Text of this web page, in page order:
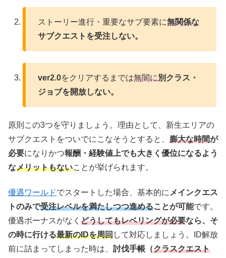
ストーリー進行・重要なサブ要素に無関係な
サブクエストを受注しない。
ver2.0をクリアするまでは無闇に別クラス・
ジョブを開放しない。
原則この3つを守りましょう。理由として、新生エリアの
サブクエストをついでにこなそうとすると、 膨大な時間が
必要になりかつ報酬・経験値上でも大きく優位になるよう
なメリットもないことが挙げられます。
優遇ワールドでスタートした場合、基本的にメインクエス
トのみで受注レベルを満たしつつ進めることが可能です。
優遇ボーナスがなく どうしてもレベリングが必要なら、そ
の時に行ける最新のIDを周回して対応しましょう。ID解放
前に詰まってしまった時は、 討伐手帳（クラスクエスト